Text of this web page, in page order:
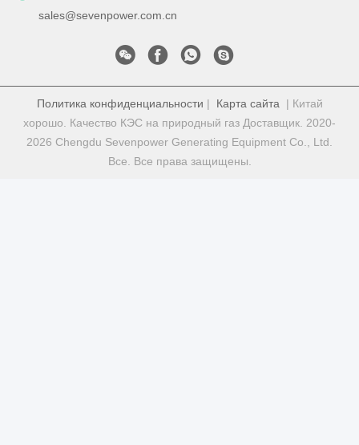
sales@sevenpower.com.cn
Политика конфиденциальности | Карта сайта | Китай
хорошо. Качество КЭС на природный газ Доставщик. 2020-
2026 Chengdu Sevenpower Generating Equipment Co., Ltd.
Все. Все права защищены.